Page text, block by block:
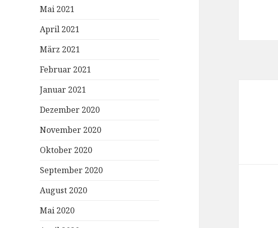
Mai 2021
April 2021
März 2021
Februar 2021
Januar 2021
Dezember 2020
November 2020
Oktober 2020
September 2020
August 2020
Mai 2020